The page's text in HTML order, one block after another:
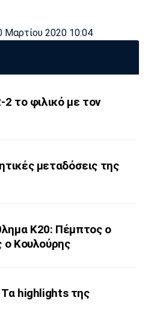
Μαρτίου 2020 10:04
2 το φιλικό με τον
μεταδόσεις της
Κ20: Πέμπτος ο
ο Κουλούρης
highlights της